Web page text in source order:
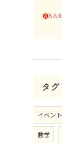
タグ
イベント
数学